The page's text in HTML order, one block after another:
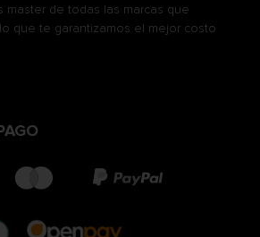
master de todas las marcas que
que te garantizamos el mejor costo